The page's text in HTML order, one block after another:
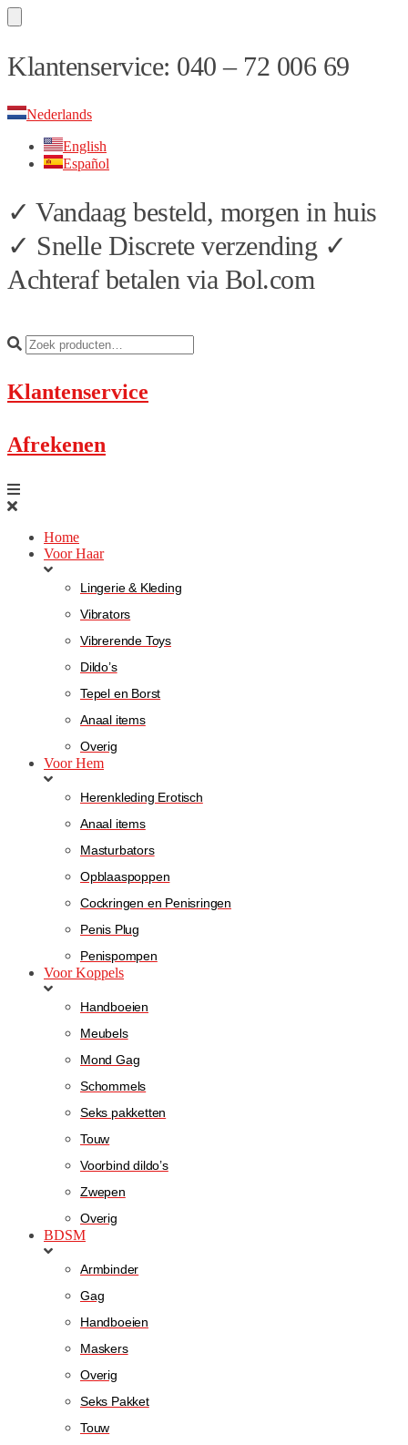
Skip
to
Skip
to
Klantenservice: 040 – 72 006 69
Nederlands
English
Español
✓ Vandaag besteld, morgen in huis
✓ Snelle Discrete verzending ✓
Achteraf betalen via Bol.com
Klantenservice
Afrekenen
Home
Voor Haar
Lingerie & Kleding
Vibrators
Vibrerende Toys
Dildo’s
Tepel en Borst
Anaal items
Overig
Voor Hem
Herenkleding Erotisch
Anaal items
Masturbators
Opblaaspoppen
Cockringen en Penisringen
Penis Plug
Penispompen
Voor Koppels
Handboeien
Meubels
Mond Gag
Schommels
Seks pakketten
Touw
Voorbind dildo’s
Zwepen
Overig
BDSM
Armbinder
Gag
Handboeien
Maskers
Overig
Seks Pakket
Touw